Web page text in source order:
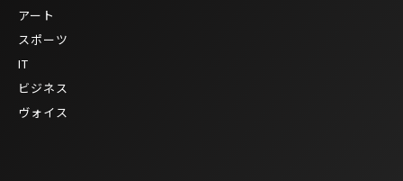
アート
スポーツ
IT
ビジネス
ヴォイス